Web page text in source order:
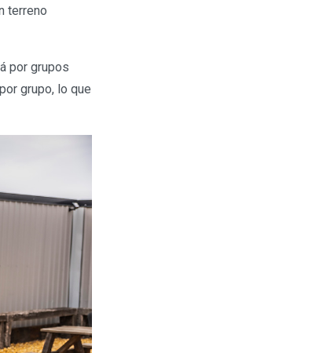
terreno
por grupos
grupo, lo que